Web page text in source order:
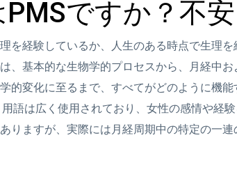
ですか？不
を経験しているか、人生のある時点で生理
、基本的な生物学的プロセスから、月経中
的変化に至るまで、すべてがどのように機能
用語は広く使用されており、女性の感情や経
りますが、実際には月経周期中の特定の一連